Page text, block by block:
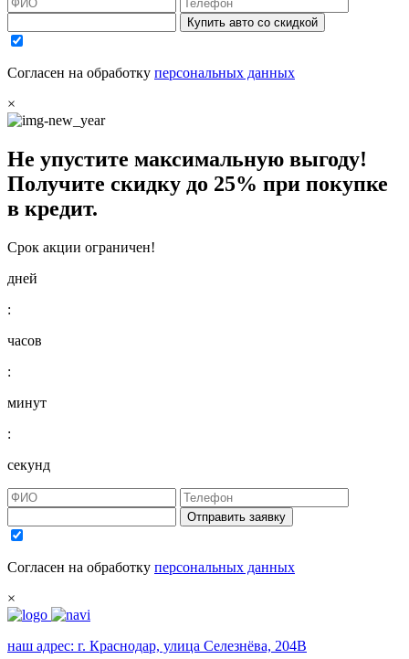
Купить авто со скидкой
Согласен на обработку персональных данных
×
Не упустите максимальную выгоду!
Получите скидку до 25% при покупке
в кредит.
Срок акции ограничен!
дней
:
часов
:
минут
:
секунд
Отправить заявку
Согласен на обработку персональных данных
×
наш адрес: г. Краснодар, улица Селезнёва, 204В